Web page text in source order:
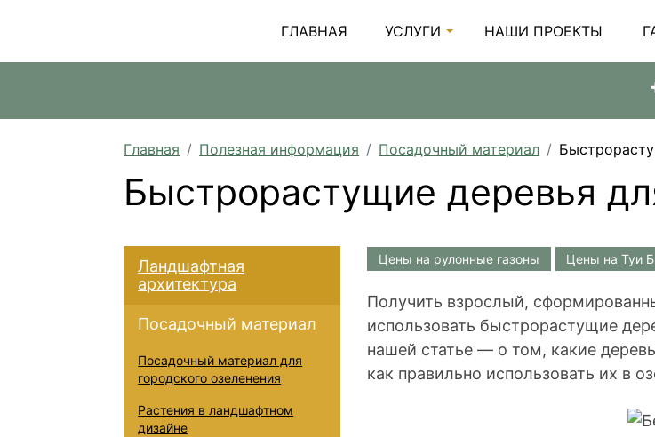
ГЛАВНАЯ УСЛУГИ НАШИ ПРОЕКТЫ
Главная Полезная информация Посадочный материал
Быстрорастущие деревья
Цены на рулонные газоны Цены на Туи
Получить взрослый,
использовать быстрорастущие
нашей статье — о том, какие
как правильно использовать их в
Ландшафтная
архитектура
Посадочный материал
Посадочный материал для
городского озеленения
Растения в ландшафтном
дизайне